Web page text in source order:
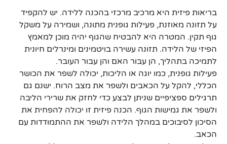
בריאות פיזית היא מרכיב מרכזי בהכנה ללידה. יש להקפיד
על תזונה מאוזנת, פעילות גופנית מתונה, ושמירה על משקל
גוף תקין. המטרה היא להבטיח שהגוף יהיה מוכן למאמץ
הפיזי של הלידה. תזונה עשירה בויטמינים ומינרלים חיונית
לתמיכה בתהליך, הן עבור האם והן עבור העובר.
פעילות גופנית, כמו יוגה או הליכות, יכולה לשפר את הכושר
הכללי, להקל על הכאבים ולשפר את מצב הרוח. ישנם גם
תרגילים ספציפיים שניתן לבצע כדי לחזק את שרירי הליבה
ולשפר את גמישות הגוף. הכנה פיזית זו יכולה להפחית את
הסיכון לסיבוכים במהלך הלידה ולשפר את ההתמודדות עם
הכאב.